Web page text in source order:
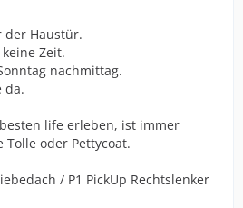
der Haustür.
Zeit.
nachmittag.
da.
life erleben, ist immer
oder Pettycoat.
/ P1 PickUp Rechtslenker